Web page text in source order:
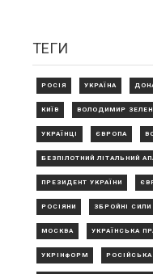
ТЕГИ
РОСІЯ УКРАЇНА
КИЇВ ВОЛОДИМИР
УКРАЇНЦІ ЄВРОПА
БЕЗПІЛОТНИЙ ЛІТАЛЬНИЙ
ПРЕЗИДЕНТ УКРАЇНИ
РОСІЯНИ ЗБРОЙНІ СИЛИ
МОСКВА УКРАЇНСЬКА
УКРІНФОРМ